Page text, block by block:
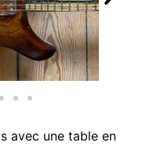
avec une table en